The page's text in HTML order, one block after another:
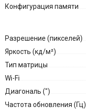
Конфигурация памяти
Разрешение (пикселей)
Яркость (кд/м²)
Тип матрицы
Wi-Fi
Диагональ (″)
Частота обновления (Гц)